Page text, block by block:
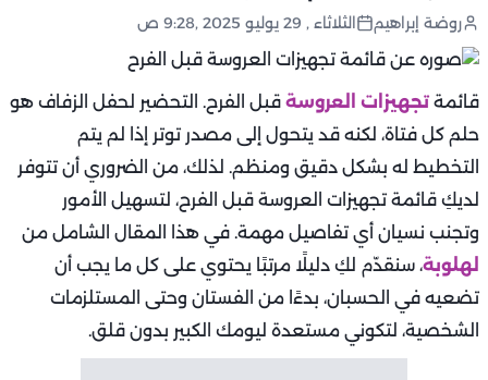
روضة إبراهيم الثلاثاء , 29 يوليو 2025 ,9:28 ص
قائمة تجهيزات العروسة قبل الفرح. التحضير لحفل الزفاف هو
حلم كل فتاة، لكنه قد يتحول إلى مصدر توتر إذا لم يتم
التخطيط له بشكل دقيق ومنظم. لذلك، من الضروري أن تتوفر
لديكِ قائمة تجهيزات العروسة قبل الفرح، لتسهيل الأمور
وتجنب نسيان أي تفاصيل مهمة. في هذا المقال الشامل من
لهلوبة، سنقدّم لكِ دليلًا مرتبًا يحتوي على كل ما يجب أن
تضعيه في الحسبان، بدءًا من الفستان وحتى المستلزمات
الشخصية، لتكوني مستعدة ليومك الكبير بدون قلق.